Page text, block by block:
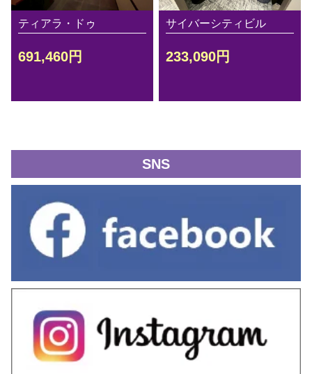
ティアラ・ドゥ
691,460円
サイバーシティビル
233,090円
SNS